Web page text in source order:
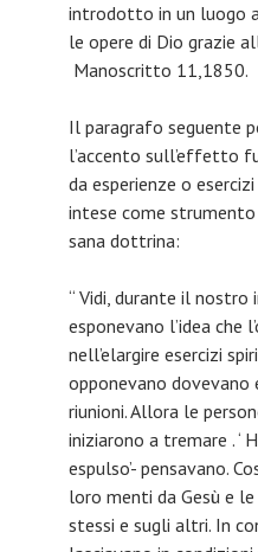
introdotto in un luogo
le opere di Dio grazie
Manoscritto 11,1850.
Il paragrafo seguente
l’accento sull’effetto
da esperienze o
intese come
sana dottrina:
“ Vidi, durante il nostro
esponevano l’idea che
nell’elargire esercizi
opponevano dovevano
riunioni. Allora le
iniziarono a tremare . ‘
espulso’- pensavano.
loro menti da Gesù e
stessi e sugli altri. In